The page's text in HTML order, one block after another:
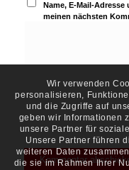
Name, E-Mail-
meinen nächsten
Wir verwenden
personalisieren,
und die Zugriffe auf
geben wir Informationen
unsere Partner für
Unsere Partner führen
weiteren Daten
die sie im Rahmen Ihrer